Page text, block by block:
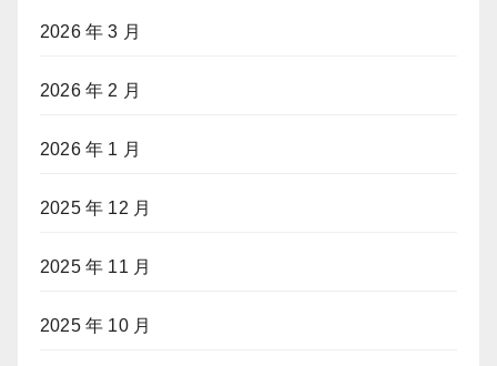
2026 年 3 月
2026 年 2 月
2026 年 1 月
2025 年 12 月
2025 年 11 月
2025 年 10 月